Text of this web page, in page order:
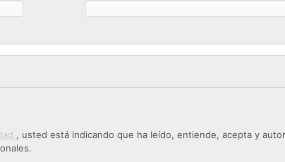
, usted está indicando que ha leído, entiende, acepta y